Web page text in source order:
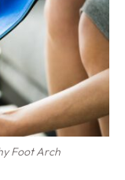
Foot Arch